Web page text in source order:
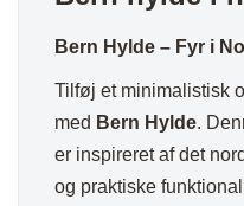
Bern Hylde – Fyr i
Tilføj et minimalistisk
med Bern Hylde.
er inspireret af det
og praktiske